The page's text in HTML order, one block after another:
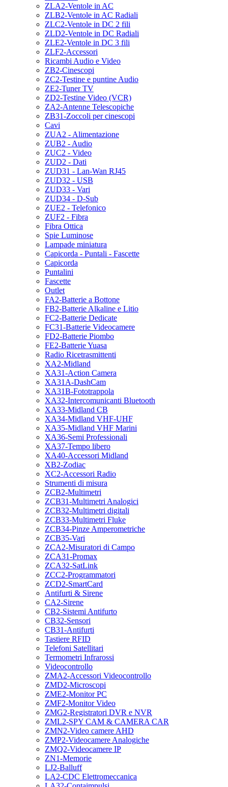
ZLA2-Ventole in AC
ZLB2-Ventole in AC Radiali
ZLC2-Ventole in DC 2 fili
ZLD2-Ventole in DC Radiali
ZLE2-Ventole in DC 3 fili
ZLF2-Accessori
Ricambi Audio e Video
ZB2-Cinescopi
ZC2-Testine e puntine Audio
ZE2-Tuner TV
ZD2-Testine Video (VCR)
ZA2-Antenne Telescopiche
ZB31-Zoccoli per cinescopi
Cavi
ZUA2 - Alimentazione
ZUB2 - Audio
ZUC2 - Video
ZUD2 - Dati
ZUD31 - Lan-Wan RJ45
ZUD32 - USB
ZUD33 - Vari
ZUD34 - D-Sub
ZUE2 - Telefonico
ZUF2 - Fibra
Fibra Ottica
Spie Luminose
Lampade miniatura
Capicorda - Puntali - Fascette
Capicorda
Puntalini
Fascette
Outlet
FA2-Batterie a Bottone
FB2-Batterie Alkaline e Litio
FC2-Batterie Dedicate
FC31-Batterie Videocamere
FD2-Batterie Piombo
FE2-Batterie Yuasa
Radio Ricetrasmittenti
XA2-Midland
XA31-Action Camera
XA31A-DashCam
XA31B-Fototrappola
XA32-Intercomunicanti Bluetooth
XA33-Midland CB
XA34-Midland VHF-UHF
XA35-Midland VHF Marini
XA36-Semi Professionali
XA37-Tempo libero
XA40-Accessori Midland
XB2-Zodiac
XC2-Accessori Radio
Strumenti di misura
ZCB2-Multimetri
ZCB31-Multimetri Analogici
ZCB32-Multimetri digitali
ZCB33-Multimetri Fluke
ZCB34-Pinze Amperometriche
ZCB35-Vari
ZCA2-Misuratori di Campo
ZCA31-Promax
ZCA32-SatLink
ZCC2-Programmatori
ZCD2-SmartCard
Antifurti & Sirene
CA2-Sirene
CB2-Sistemi Antifurto
CB32-Sensori
CB31-Antifurti
Tastiere RFID
Telefoni Satellitari
Termometri Infrarossi
Videocontrollo
ZMA2-Accessori Videocontrollo
ZMD2-Microscopi
ZME2-Monitor PC
ZMF2-Monitor Video
ZMG2-Registratori DVR e NVR
ZML2-SPY CAM & CAMERA CAR
ZMN2-Video camere AHD
ZMP2-Videocamere Analogiche
ZMQ2-Videocamere IP
ZN1-Memorie
LJ2-Balluff
LA2-CDC Elettromeccanica